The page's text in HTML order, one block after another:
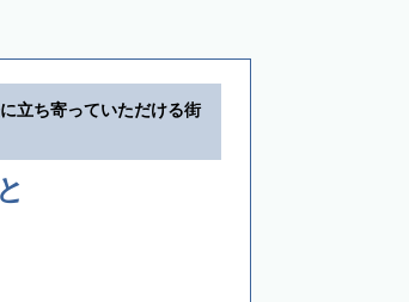
立ち寄っていただける街